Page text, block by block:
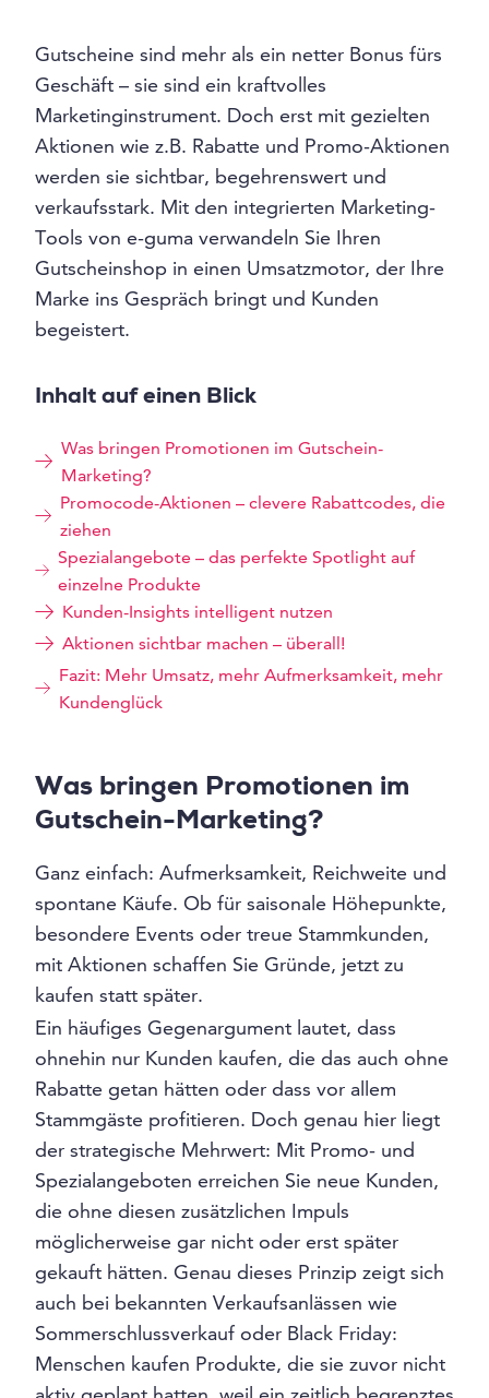
Gutscheine sind mehr als ein netter Bonus fürs
Geschäft – sie sind ein kraftvolles
Marketinginstrument. Doch erst mit gezielten
Aktionen wie z.B. Rabatte und Promo-Aktionen
werden sie sichtbar, begehrenswert und
verkaufsstark. Mit den integrierten Marketing-
Tools von e-guma verwandeln Sie Ihren
Gutscheinshop in einen Umsatzmotor, der Ihre
Marke ins Gespräch bringt und Kunden
begeistert.
Inhalt auf einen Blick
Was bringen Promotionen im Gutschein-
Marketing?
Promocode-Aktionen – clevere Rabattcodes, die
ziehen
Spezialangebote – das perfekte Spotlight auf
einzelne Produkte
Kunden-Insights intelligent nutzen
Aktionen sichtbar machen – überall!
Fazit: Mehr Umsatz, mehr Aufmerksamkeit, mehr
Kundenglück
Was bringen Promotionen im
Gutschein-Marketing?
Ganz einfach: Aufmerksamkeit, Reichweite und
spontane Käufe. Ob für saisonale Höhepunkte,
besondere Events oder treue Stammkunden,
mit Aktionen schaffen Sie Gründe, jetzt zu
kaufen statt später.
Ein häufiges Gegenargument lautet, dass
ohnehin nur Kunden kaufen, die das auch ohne
Rabatte getan hätten oder dass vor allem
Stammgäste profitieren. Doch genau hier liegt
der strategische Mehrwert: Mit Promo- und
Spezialangeboten erreichen Sie neue Kunden,
die ohne diesen zusätzlichen Impuls
möglicherweise gar nicht oder erst später
gekauft hätten. Genau dieses Prinzip zeigt sich
auch bei bekannten Verkaufsanlässen wie
Sommerschlussverkauf oder Black Friday:
Menschen kaufen Produkte, die sie zuvor nicht